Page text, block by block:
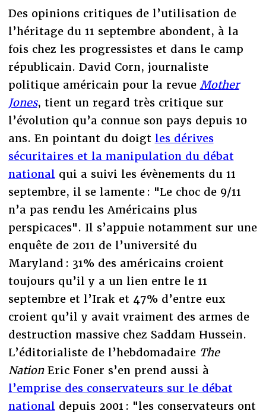
Des opinions critiques de l’utilisation de
l’héritage du 11 septembre abondent, à la
fois chez les progressistes et dans le camp
républicain. David Corn, journaliste
politique américain pour la revue Mother
Jones, tient un regard très critique sur
l’évolution qu’a connue son pays depuis 10
ans. En pointant du doigt les dérives
sécuritaires et la manipulation du débat
national qui a suivi les évènements du 11
septembre, il se lamente : "Le choc de 9/11
n’a pas rendu les Américains plus
perspicaces". Il s’appuie notamment sur une
enquête de 2011 de l’université du
Maryland : 31% des américains croient
toujours qu’il y a un lien entre le 11
septembre et l’Irak et 47% d’entre eux
croient qu’il y avait vraiment des armes de
destruction massive chez Saddam Hussein.
L’éditorialiste de l’hebdomadaire The
NationEric Foner s’en prend aussi à
l’emprise des conservateurs sur le débat
national depuis 2001 : "les conservateurs ont